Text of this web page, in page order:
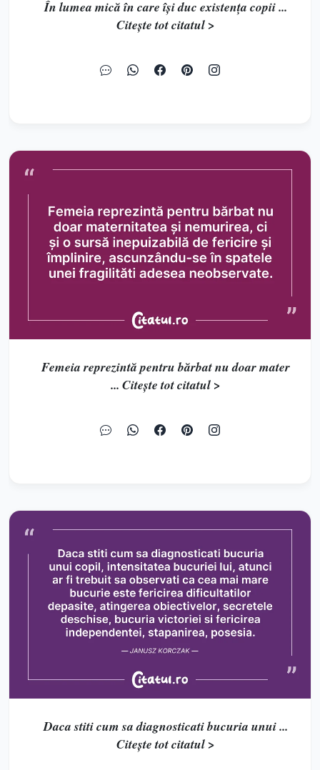
În lumea mică în care îşi duc existenţa copii ...
Citește tot citatul >
Femeia reprezintă pentru bărbat nu doar mater
... Citește tot citatul >
Daca stiti cum sa diagnosticati bucuria unui ...
Citește tot citatul >